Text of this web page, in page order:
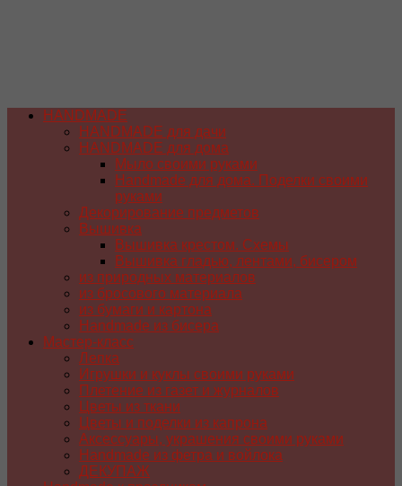
HANDMADE
HANDMADE для дачи
HANDMADE для дома
Мыло своими руками
Handmade для дома. Поделки своими
руками
Декорирование предметов
Вышивка
Вышивка крестом. Схемы
Вышивка гладью, лентами, бисером
из природных материалов
из бросового материала
из бумаги и картона
Handmade из бисера
Мастер-класс
Лепка
Игрушки и куклы своими руками
Плетение из газет и журналов
Цветы из ткани
Цветы и поделки из капрона
Аксессуары, украшения своими руками
Handmade из фетра и войлока
ДЕКУПАЖ